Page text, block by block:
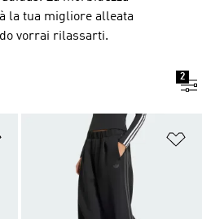
la tua migliore alleata
vorrai rilassarti.
2
Aggiungi alla lista dei desideri